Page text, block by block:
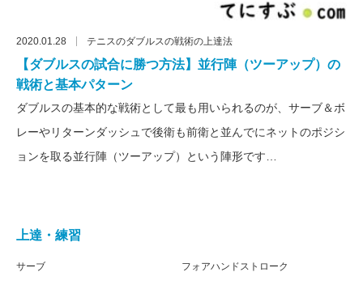
2020.01.28 テニスのダブルスの戦術の上達法
【ダブルスの試合に勝つ方法】並行陣（ツーアップ）の
戦術と基本パターン
ダブルスの基本的な戦術として最も用いられるのが、サーブ＆ボ
レーやリターンダッシュで後衛も前衛と並んでにネットのポジシ
ョンを取る並行陣（ツーアップ）という陣形です…
上達・練習
サーブ フォアハンドストローク